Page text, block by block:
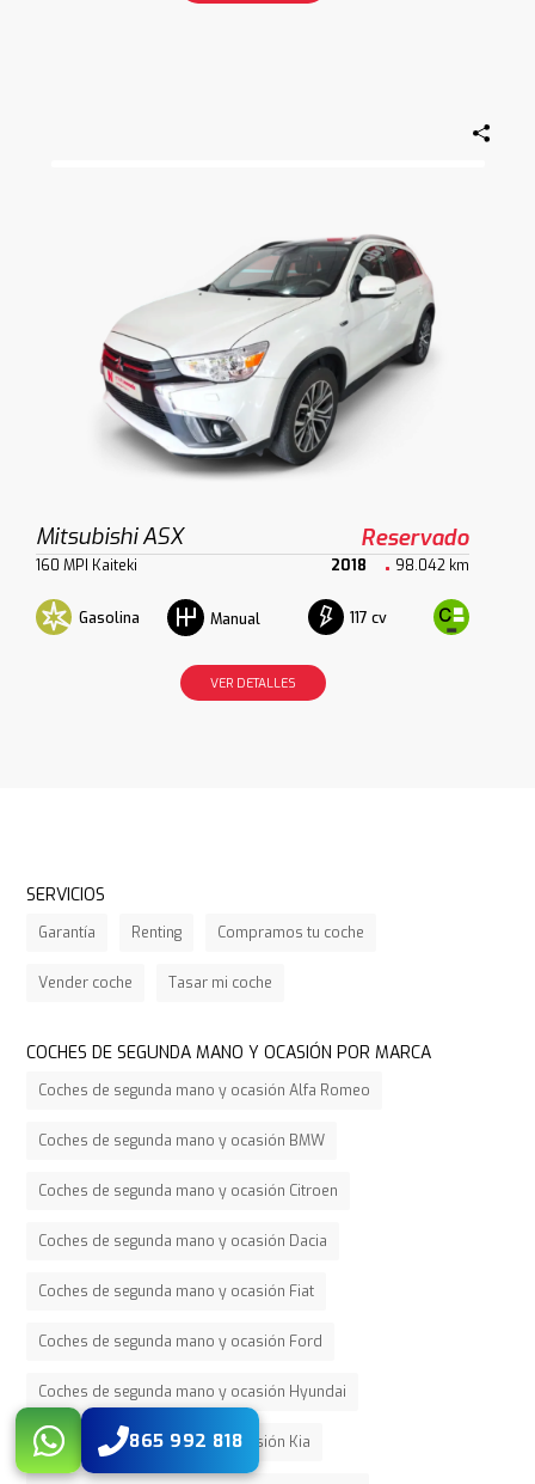
Mitsubishi ASX Reservado
160 MPI Kaiteki 2018 98.042 km
Gasolina Manual 117 cv
VER DETALLES
865 992 818
SERVICIOS
Garantía Renting Compramos tu coche
Vender coche Tasar mi coche
COCHES DE SEGUNDA MANO Y OCASIÓN POR MARCA
Coches de segunda mano y ocasión Alfa Romeo
Coches de segunda mano y ocasión BMW
Coches de segunda mano y ocasión Citroen
Coches de segunda mano y ocasión Dacia
Coches de segunda mano y ocasión Fiat
Coches de segunda mano y ocasión Ford
Coches de segunda mano y ocasión Hyundai
Coches de segunda mano y ocasión Kia